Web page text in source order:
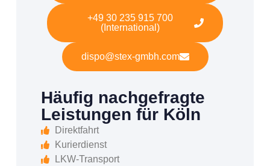
+49 30 235 915 700
(International)
dispo@stex-gmbh.com
Häufig nachgefragte
Leistungen für Köln
Direktfahrt
Kurierdienst
LKW-Transport